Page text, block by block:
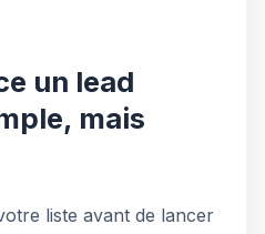
un lead
mais
liste avant de lancer